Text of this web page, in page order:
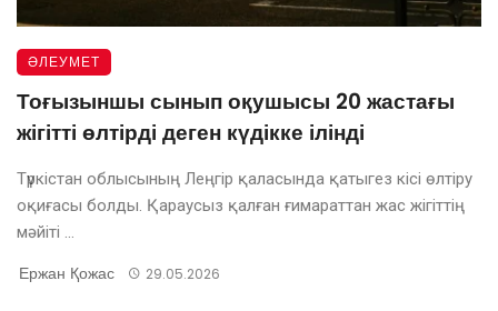
ӘЛЕУМЕТ
Тоғызыншы сынып оқушысы 20 жастағы
жігітті өлтірді деген күдікке ілінді
Түркістан облысының Леңгір қаласында қатыгез кісі өлтіру
оқиғасы болды. Қараусыз қалған ғимараттан жас жігіттің
мәйіті ...
Ержан Қожас 29.05.2026